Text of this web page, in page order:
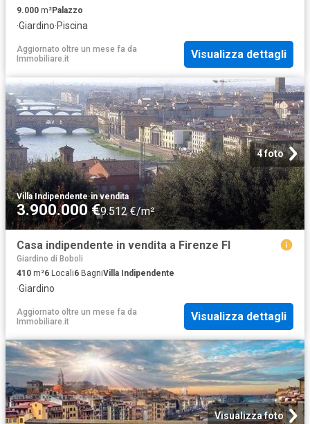
9.000 m²Palazzo
·Giardino·Piscina
Aggiornato oltre un mese fa da
Immobiliare.it
Visualizza dettagli
4 foto
Villa Indipendente·in vendita
3.900.000 €9.512 €/m²
Casa indipendente in vendita a Firenze FI
Giardino di Boboli
410 m²6 Locali6 BagniVilla Indipendente
·Giardino
Aggiornato oltre un mese fa da
Immobiliare.it
Visualizza dettagli
Visualizza foto